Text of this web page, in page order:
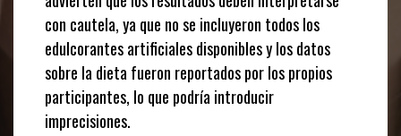
con cautela, ya que no se incluyeron todos los
edulcorantes artificiales disponibles y los datos
sobre la dieta fueron reportados por los propios
participantes, lo que podría introducir
imprecisiones.